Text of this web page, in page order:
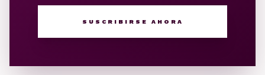
SUSCRIBIRSE AHORA